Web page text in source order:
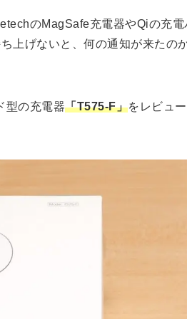
のMagSafe充電器やQiの充
上げないと、何の通知が来たの
型の充電器「T575-F」をレビュ